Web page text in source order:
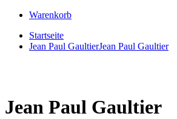
Warenkorb
Startseite
Jean Paul GaultierJean Paul Gaultier
Jean Paul Gaultier